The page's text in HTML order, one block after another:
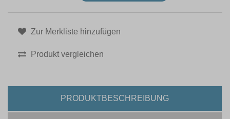
Zur Merkliste hinzufügen
Produkt vergleichen
PRODUKTBESCHREIBUNG